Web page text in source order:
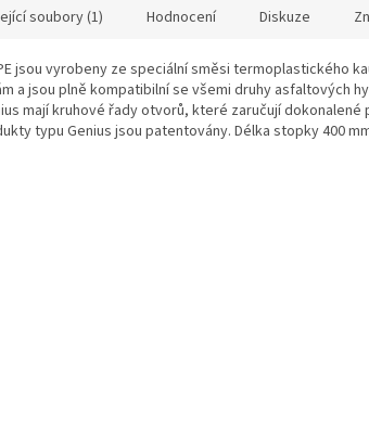
soubory (1) Hodnocení Diskuze
jsou vyrobeny ze speciální směsi termoplastického
a jsou plně kompatibilní se všemi druhy asfaltových
mají kruhové řady otvorů, které zaručují dokonalené
typu Genius jsou patentovány. Délka stopky 400